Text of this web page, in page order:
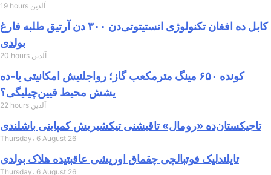
19 hours آلدین
کابل ده افغان تکنولوژی انستیتوتی‌دن ۳۰۰ دن آرتیق طلبه فارغ
بولدی
20 hours آلدین
کونده ۶۵۰ مینگ مترمکعب گاز؛ رواجلنیش امکانیتی یا-ده
یشش محیط قیین‌چیلیگی؟
22 hours آلدین
تاجیکستان‌ده «رومال» تاقیشنی تیکشیریش کمپاینی باشلندی
Thursday، 6 August 26
تایلندلیک فوتبالچی چقماق اوریشی عاقبتیده هلاک بولدی
Thursday، 6 August 26